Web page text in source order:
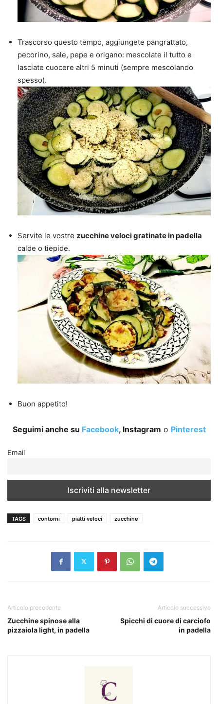
Trascorso questo tempo, aggiungete pangrattato,
pecorino, sale, pepe e origano: mescolate il tutto e
lasciate cuocere altri 5 minuti (sempre mescolando
spesso).
Servite le vostre zucchine veloci gratinate in padella
calde o tiepide.
Buon appetito!
Seguimi anche su Facebook, Instagram o Pinterest
Email
TAGS contorni piatti veloci zucchine
Articolo precedente
Zucchine spinose alla
pizzaiola light, in padella
Articolo successivo
Spicchi di cuore di carciofo
in padella